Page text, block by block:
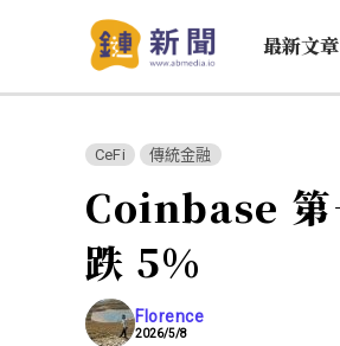
最新文章
CeFi 傳統金融
Coinbase 第
跌 5%
Florence
2026/5/8